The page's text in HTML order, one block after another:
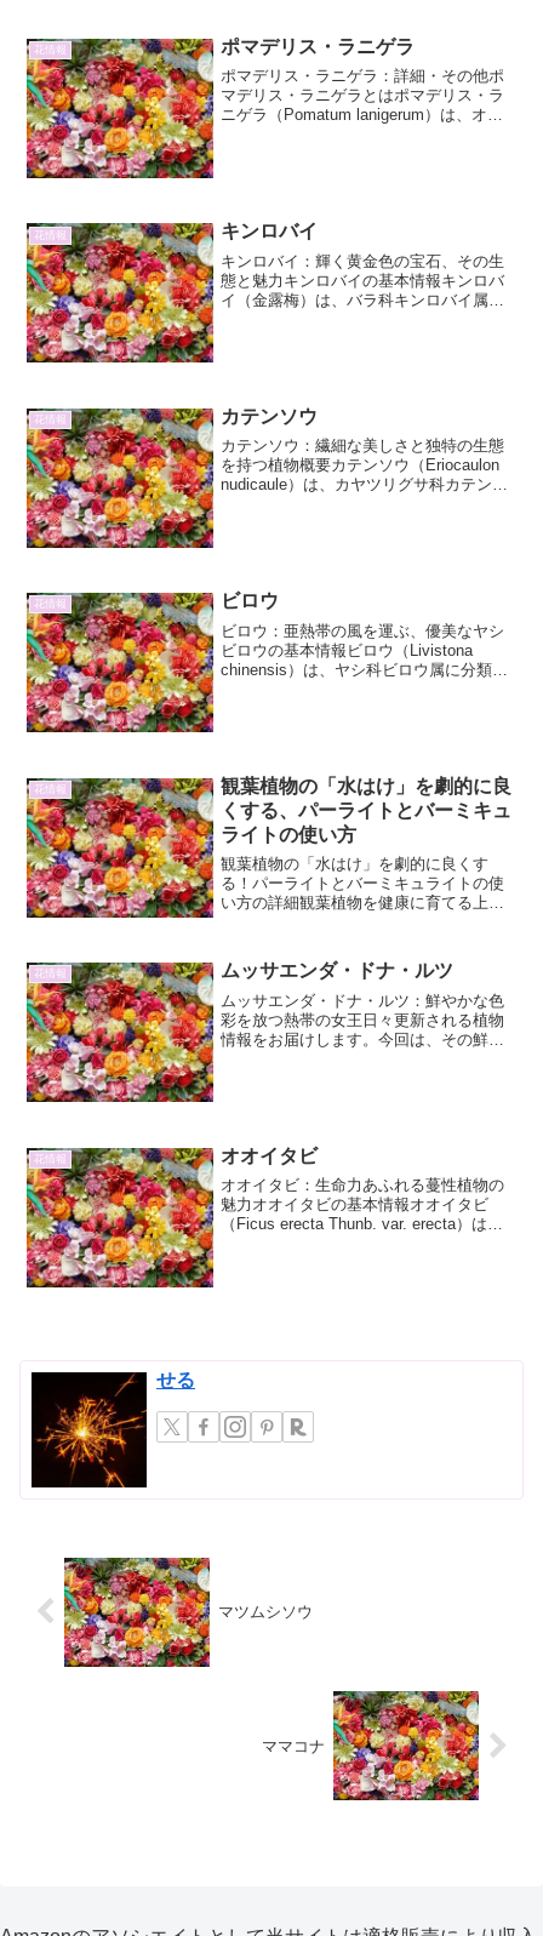
花情報 ポマデリス・ラニゲラ
ポマデリス・ラニゲラ：詳細・その他ポ
マデリス・ラニゲラとはポマデリス・ラ
ニゲラ（Pomatum lanigerum）は、オー
花情報 キンロバイ
キンロバイ：輝く黄金色の宝石、その生
態と魅力キンロバイの基本情報キンロバ
イ（金露梅）は、バラ科キンロバイ属の
花情報 カテンソウ
カテンソウ：繊細な美しさと独特の生態
を持つ植物概要カテンソウ（Eriocaulon
nudicaule）は、カヤツリグサ科カテンソ
花情報 ビロウ
ビロウ：亜熱帯の風を運ぶ、優美なヤシ
ビロウの基本情報ビロウ（Livistona
chinensis）は、ヤシ科ビロウ属に分類さ
花情報
観葉植物の「水はけ」を劇的に良
くする、パーライトとバーミキュ
ライトの使い方
観葉植物の「水はけ」を劇的に良くす
る！パーライトとバーミキュライトの使
い方の詳細観葉植物を健康に育てる上
改善するために、園芸でよく用いられる
のが「パーライト」と「バーミ...
花情報 ムッサエンダ・ドナ・ルツ
ムッサエンダ・ドナ・ルツ：鮮やかな色
彩を放つ熱帯の女王日々更新される植物
情報をお届けします。今回は、その鮮や
花情報 オオイタビ
オオイタビ：生命力あふれる蔓性植物の
魅力オオイタビの基本情報オオイタビ
（Ficus erecta Thunb. var. erecta）はク
せる
マツムシソウ
ママコナ